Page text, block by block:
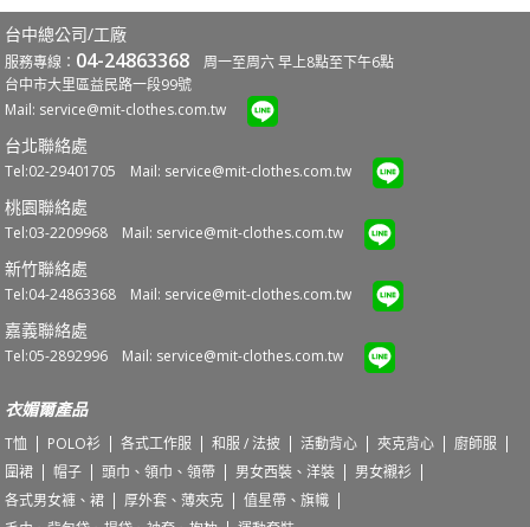
台中總公司/工廠
服務專線： 04-24863368 周一至周六 早上8點至下午6點
台中市大里區益民路一段99號
Mail: service@mit-clothes.com.tw
台北聯絡處
Tel:02-29401705 Mail: service@mit-clothes.com.tw
桃園聯絡處
Tel:03-2209968 Mail: service@mit-clothes.com.tw
新竹聯絡處
Tel:04-24863368 Mail: service@mit-clothes.com.tw
嘉義聯絡處
Tel:05-2892996 Mail: service@mit-clothes.com.tw
衣媚爾產品
T恤 POLO衫 各式工作服 和服 / 法披 活動背心 夾克背心
廚師服
圍裙
帽子 頭巾、領巾、領帶 男女西裝、洋裝
男女襯衫
各式男女褲、裙
厚外套、薄夾克
值星帶、旗幟